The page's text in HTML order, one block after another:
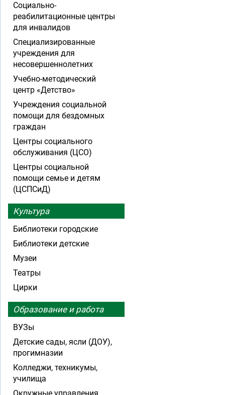
Социально-
реабилитационные центры
для инвалидов
Специализированные
учреждения для
несовершеннолетних
Учебно-методический
центр «Детство»
Учреждения социальной
помощи для бездомных
граждан
Центры социального
обслуживания (ЦСО)
Центры социальной
помощи семье и детям
(ЦСПСиД)
Культура
Библиотеки городские
Библиотеки детские
Музеи
Театры
Цирки
Образование и работа
ВУЗы
Детские сады, ясли (ДОУ),
прогимназии
Колледжи, техникумы,
училища